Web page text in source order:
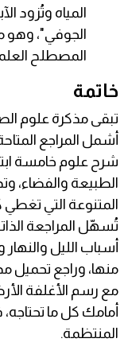
المياه وتُزود
الجوفي"،
المصطلح
خاتمة
تبقى مذكرة علوم
شرح علوم خامسة
الطبيعة والفضاء،
المتنوعة التي تغطي
تُسهّل المراجعة
أسباب الليل
مع رسم الأغلفة
أمامك كل ما
المنتظمة.